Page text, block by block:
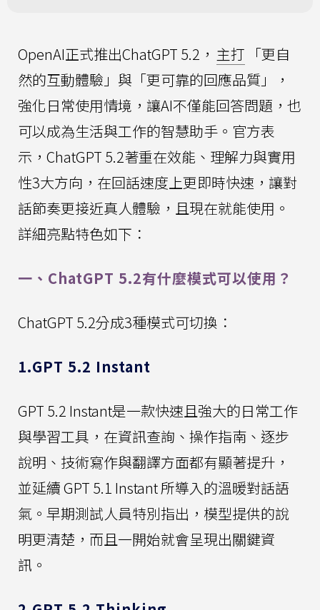
OpenAI正式推出ChatGPT 5.2， 主打 「更自
然的互動體驗」與「更可靠的回應品質」，
強化日常使用情境，讓AI不僅能回答問題，也
可以成為生活與工作的智慧助手。官方表
示，ChatGPT 5.2著重在效能、理解力與實用
性3大方向，在回話速度上更即時快速，讓對
話節奏更接近真人體驗，且現在就能使用。
詳細亮點特色如下：
一、ChatGPT 5.2有什麼模式可以使用？
ChatGPT 5.2分成3種模式可切換：
1.GPT 5.2 Instant
GPT 5.2 Instant是一款快速且強大的日常工作
與學習工具，在資訊查詢、操作指南、逐步
說明、技術寫作與翻譯方面都有顯著提升，
並延續 GPT 5.1 Instant 所導入的溫暖對話語
氣。早期測試人員特別指出，模型提供的說
明更清楚，而且一開始就會呈現出關鍵資
訊。